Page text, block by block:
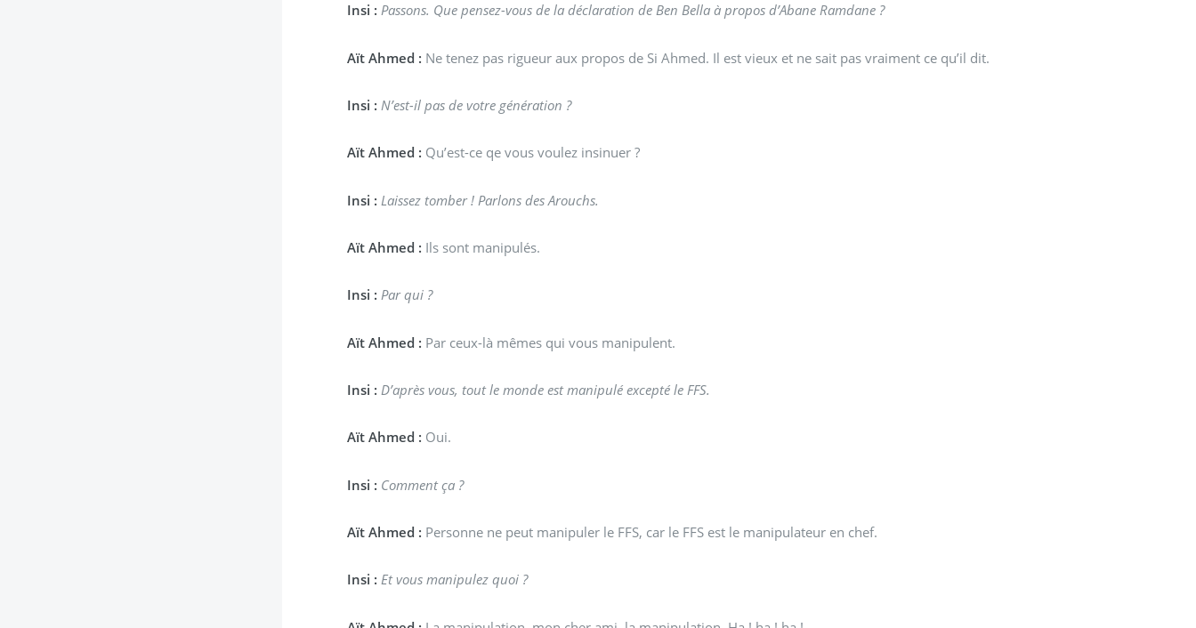
Insi : Passons. Que pensez-vous de la déclaration de Ben Bella à propos d’Abane Ramdane ?
Aït Ahmed : Ne tenez pas rigueur aux propos de Si Ahmed. Il est vieux et ne sait pas vraiment ce qu’il dit.
Insi : N’est-il pas de votre génération ?
Aït Ahmed : Qu’est-ce qe vous voulez insinuer ?
Insi : Laissez tomber ! Parlons des Arouchs.
Aït Ahmed : Ils sont manipulés.
Insi : Par qui ?
Aït Ahmed : Par ceux-là mêmes qui vous manipulent.
Insi : D’après vous, tout le monde est manipulé excepté le FFS.
Aït Ahmed : Oui.
Insi : Comment ça ?
Aït Ahmed : Personne ne peut manipuler le FFS, car le FFS est le manipulateur en chef.
Insi : Et vous manipulez quoi ?